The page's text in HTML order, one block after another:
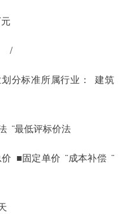
： /
分标准所属行业： 建筑
¨最低评标价法
■固定单价 ¨成本补偿 ¨